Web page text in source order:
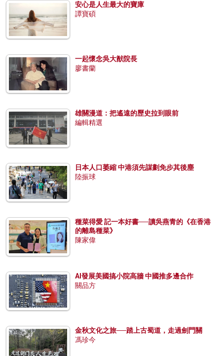
安心是人生最大的寶庫
譚寶碩
一起懷念吳大猷院長
廖書蘭
雄關漫道：把遙遠的歷史拉到眼前
編輯精選
日本人口萎縮 中港須先謀劃免步其後塵
陸振球
種菜得愛 記一本好書──讀吳燕青的《在香港
的離島種菜》
陳家偉
AI發展美國搞小院高牆 中國推多邊合作
關品方
金秋文化之旅──踏上古蜀道，走過劍門關
馮珍今